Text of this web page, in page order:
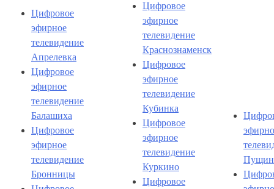
Цифровое
эфирное
телевидение
Апрелевка
Цифровое
эфирное
телевидение
Балашиха
Цифровое
эфирное
телевидение
Бронницы
Цифровое
эфирное
телевидение
Краснознаменск
Цифровое
эфирное
телевидение
Кубинка
Цифровое
эфирное
телевидение
Куркино
Цифровое